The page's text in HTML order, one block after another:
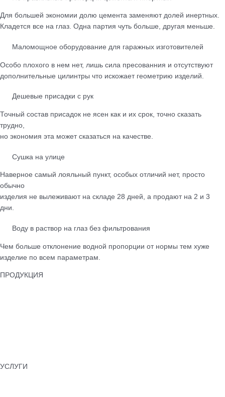
Для большей экономии долю цемента заменяют долей инертных.
Кладется все на глаз. Одна партия чуть больше, другая меньше.
Маломощное оборудование для гаражных изготовителей
Особо плохого в нем нет, лишь сила пресованния и отсутствуют
дополнительные цилинтры что искожает геометрию изделий.
Дешевые присадки с рук
Точный состав присадок не ясен как и их срок, точно сказать
трудно,
но экономия эта может сказаться на качестве.
Сушка на улице
Наверное самый лояльный пункт, особых отличий нет, просто
обычно
изделия не вылеживают на складе 28 дней, а продают на 2 и 3
дни.
Воду в раствор на глаз без фильтрования
Чем больше отклонение водной пропорции от нормы тем хуже
изделие по всем параметрам.
ПРОДУКЦИЯ
УСЛУГИ